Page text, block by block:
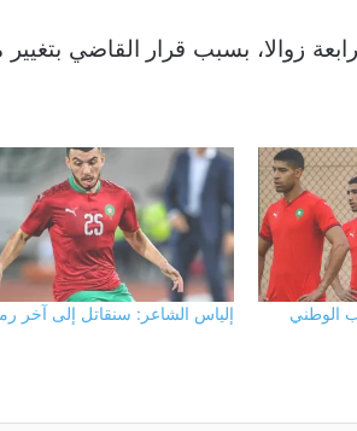
زوالا، بسبب قرار القاضي
الوطني
إلياس الشاعر: سنقاتل إلى آخر